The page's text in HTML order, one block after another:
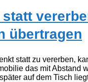
übertragen
statt zu vererben,
das mit Abstand
auf dem Tisch